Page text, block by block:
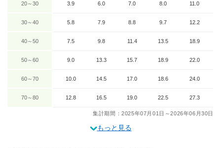
20～30 3.9 6.0 7.0 8.0 11.0
30～40 5.8 7.9 8.8 9.7 12.2
40～50 7.5 9.8 11.4 13.5 18.9
50～60 9.0 13.3 15.7 18.9 22.0
60～70 10.0 14.5 17.0 18.6 24.0
70～80 12.8 16.5 19.0 22.5 27.3
集計期間：2025年07月01日～2026年06月30日
もっと見る